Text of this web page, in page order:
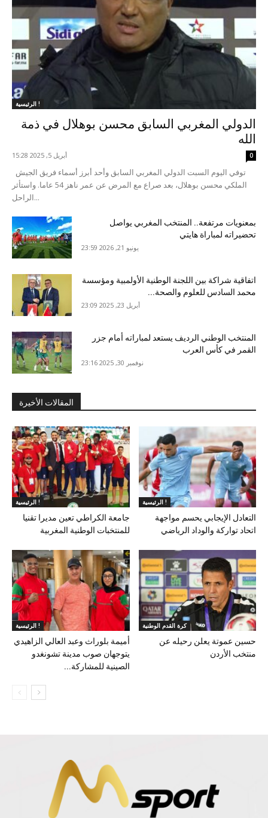
الرئيسية !
الدولي المغربي السابق محسن بوهلال في ذمة
الله
أبريل 5, 2025 15:28 0
الملكي محسن بوهلال، بعد صراع مع المرض عن عمر ناهز 54 عاما. واستأثر
الراحل...
بمعنويات مرتفعة.. المنتخب المغربي يواصل
تحضيراته لمباراة هايتي
يونيو 21, 2026 23:59
اتفاقية شراكة بين اللجنة الوطنية الأولمبية ومؤسسة
محمد السادس للعلوم والصحة...
أبريل 23, 2025 23:09
المنتخب الوطني الرديف يستعد لمباراته أمام جزر
القمر في كأس العرب
نوفمبر 30, 2025 23:16
المقالات الأخيرة
الرئيسية !
جامعة الكراطي تعين مديرا تقنيا
للمنتخبات الوطنية المغربية
الرئيسية !
التعادل الإيجابي يحسم مواجهة
اتحاد تواركة والوداد الرياضي
الرئيسية !
أميمة بلوراث وعبد العالي الزاهيدي
يتوجهان صوب مدينة تشونغدو
الصينية للمشاركة...
كرة القدم الوطنية
حسين عموتة يعلن رحيله عن
منتخب الأردن